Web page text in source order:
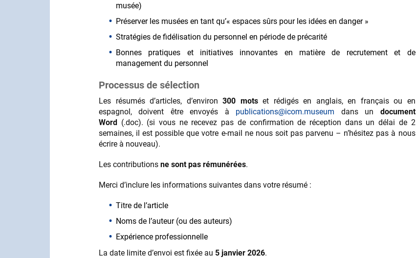
musée)
Préserver les musées en tant qu’« espaces sûrs pour les idées en danger »
Stratégies de fidélisation du personnel en période de précarité
Bonnes pratiques et initiatives innovantes en matière de recrutement et de
management du personnel
Processus de sélection
Les résumés d’articles, d’environ 300 motset rédigés en anglais, en français ou en
espagnol, doivent être envoyés à publications@icom.museum dans un document
Word (.doc). (si vous ne recevez pas de confirmation de réception dans un délai de 2
semaines, il est possible que votre e-mail ne nous soit pas parvenu – n’hésitez pas à nous
écrire à nouveau).
Les contributions ne sont pas rémunérées.
Merci d’inclure les informations suivantes dans votre résumé :
Titre de l’article
Noms de l’auteur (ou des auteurs)
Expérience professionnelle
La date limite d’envoi est fixée au 5 janvier 2026.